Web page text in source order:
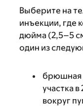
Выберите на
инъекции, где
дюйма (2,5–5
один из
брюшная
участка
вокруг